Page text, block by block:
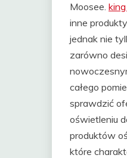
Moosee.
inne
jednak nie
zarówno
całego
sprawdzić
oświetleniu
produktów
które